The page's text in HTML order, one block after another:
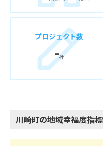
プロジェクト数
-件
川崎町の地域幸福度指標